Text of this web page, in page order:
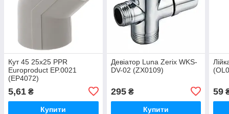
Кут 45 25x25 PPR
Europroduct EP.0021
(EP4072)
5,61 ₴
Купити
Девіатор Luna Zerix WKS-
DV-02 (ZX0109)
295₴
Купити
59